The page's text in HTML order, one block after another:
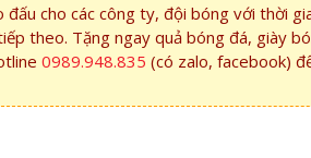
đấu cho các công ty, đội bóng với thời
theo. Tặng ngay quả bóng đá, giày
0989.948.835 (có zalo, facebook)